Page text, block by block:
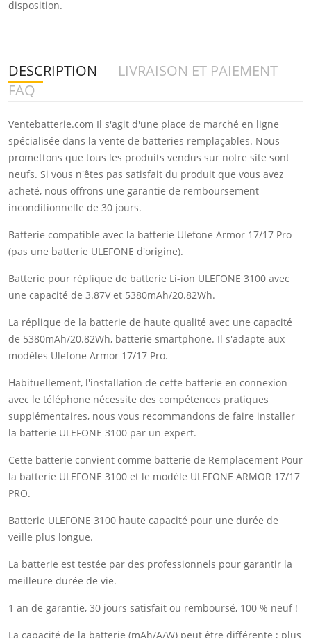
disposition.
DESCRIPTION
LIVRAISON ET PAIEMENT
FAQ
Ventebatterie.com Il s'agit d'une place de marché en ligne
spécialisée dans la vente de batteries remplaçables. Nous
promettons que tous les produits vendus sur notre site sont
neufs. Si vous n'êtes pas satisfait du produit que vous avez
acheté, nous offrons une garantie de remboursement
inconditionnelle de 30 jours.
Batterie compatible avec la batterie Ulefone Armor 17/17 Pro
(pas une batterie ULEFONE d'origine).
Batterie pour réplique de batterie Li-ion ULEFONE 3100 avec
une capacité de 3.87V et 5380mAh/20.82Wh.
La réplique de la batterie de haute qualité avec une capacité
de 5380mAh/20.82Wh, batterie smartphone. Il s'adapte aux
modèles Ulefone Armor 17/17 Pro.
Habituellement, l'installation de cette batterie en connexion
avec le téléphone nécessite des compétences pratiques
supplémentaires, nous vous recommandons de faire installer
la batterie ULEFONE 3100 par un expert.
Cette batterie convient comme batterie de Remplacement Pour
la batterie ULEFONE 3100 et le modèle ULEFONE ARMOR 17/17
PRO.
Batterie ULEFONE 3100 haute capacité pour une durée de
veille plus longue.
La batterie est testée par des professionnels pour garantir la
meilleure durée de vie.
1 an de garantie, 30 jours satisfait ou remboursé, 100 % neuf !
La capacité de la batterie (mAh/A/W) peut être différente ; plus